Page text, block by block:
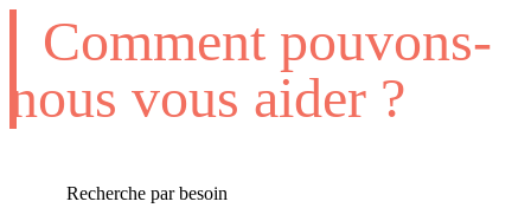
Comment pouvons-
nous vous aider ?
Recherche par besoin